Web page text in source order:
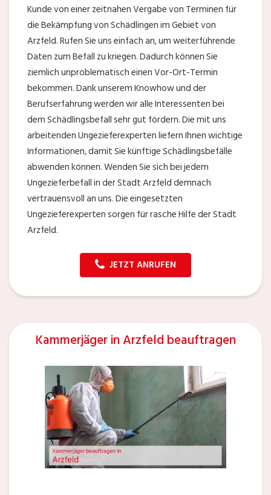
Kunde von einer zeitnahen Vergabe von Terminen für
die Bekämpfung von Schädlingen im Gebiet von
Arzfeld. Rufen Sie uns einfach an, um weiterführende
Daten zum Befall zu kriegen. Dadurch können Sie
ziemlich unproblematisch einen Vor-Ort-Termin
bekommen. Dank unserem Knowhow und der
Berufserfahrung werden wir alle Interessenten bei
dem Schädlingsbefall sehr gut fördern. Die mit uns
arbeitenden Ungezieferexperten liefern Ihnen wichtige
Informationen, damit Sie künftige Schädlingsbefälle
abwenden können. Wenden Sie sich bei jedem
Ungezieferbefall in der Stadt Arzfeld demnach
vertrauensvoll an uns. Die eingesetzten
Ungezieferexperten sorgen für rasche Hilfe der Stadt
Arzfeld.
JETZT ANRUFEN
Kammerjäger in Arzfeld beauftragen